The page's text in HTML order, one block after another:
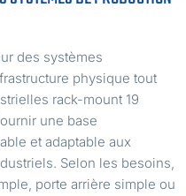
des systèmes
physique tout
rack-mount 19
une base
et adaptable aux
Selon les besoins,
porte arrière simple ou